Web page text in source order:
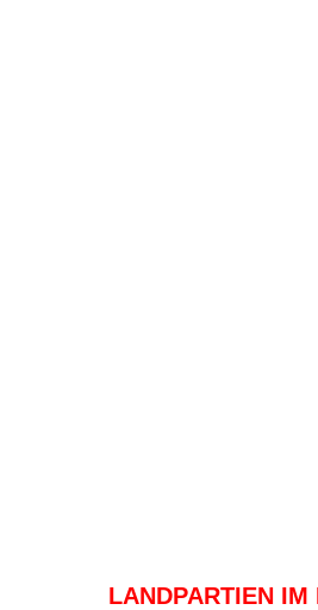
LANDPARTIEN IM